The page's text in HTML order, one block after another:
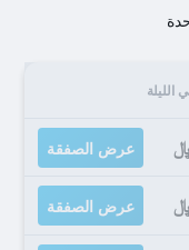
الليلة
عرض الصفقة
عرض الصفقة